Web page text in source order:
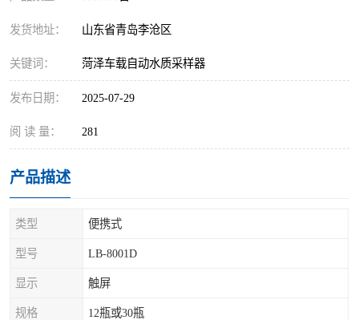
发货地址： 山东省青岛李沧区
关键词： 菏泽车载自动水质采样器
发布日期： 2025-07-29
阅 读 量： 281
产品描述
类型 便携式
型号 LB-8001D
显示 触屏
规格 12瓶或30瓶